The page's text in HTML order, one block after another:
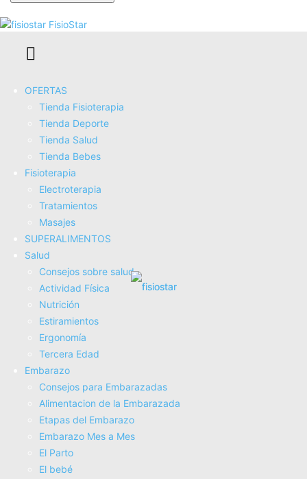
FisioStar
OFERTAS
Tienda Fisioterapia
Tienda Deporte
Tienda Salud
Tienda Bebes
Fisioterapia
Electroterapia
Tratamientos
Masajes
SUPERALIMENTOS
Salud
Consejos sobre salud
Actividad Fí­sica
Nutrición
Estiramientos
Ergonomí­a
Tercera Edad
Embarazo
Consejos para Embarazadas
Alimentacion de la Embarazada
Etapas del Embarazo
Embarazo Mes a Mes
El Parto
El bebé
Cojín de Masaje Eléctrico Masajeador Almohada
Masajeador Shiatsu con 3 Niveles de Tejidos para Cuello
Hombros Espalda Piernas Pies Alivio del Dolor Muscular...
COMPRAR AHORA
Amazon.es
Brelley Masajeador Cervical y Espalda, Masaje con Calor
Relajante, Ideal para Aliviar el Dolor Muscular, Regalo para
Mujeres y Hombres, Mamá y Papá
COMPRAR AHORA
Amazon.es